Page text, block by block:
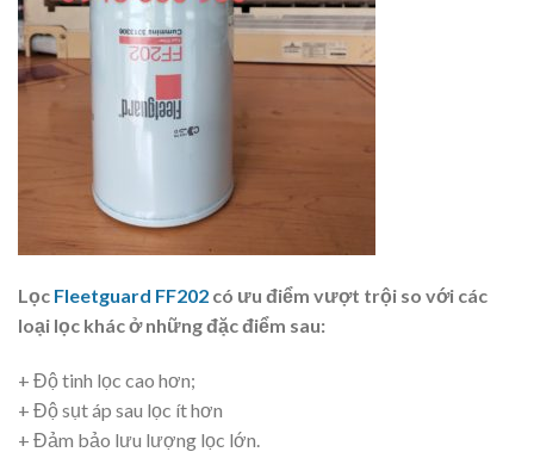
Lọc Fleetguard FF202 có ưu điểm vượt trội so với các
loại lọc khác ở những đặc điểm sau:
+ Độ tinh lọc cao hơn;
+ Độ sụt áp sau lọc ít hơn
+ Đảm bảo lưu lượng lọc lớn.